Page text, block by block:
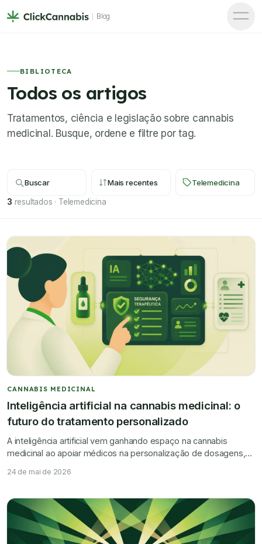
Blog
BIBLIOTECA
Todos os artigos
Tratamentos, ciência e legislação sobre cannabis
medicinal. Busque, ordene e filtre por tag.
Buscar Mais recentes Telemedicina
3 resultados · Telemedicina
CANNABIS MEDICINAL
Inteligência artificial na cannabis medicinal: o
futuro do tratamento personalizado
A inteligência artificial vem ganhando espaço na cannabis
medicinal ao apoiar médicos na personalização de dosagens,
24 de mai de 2026